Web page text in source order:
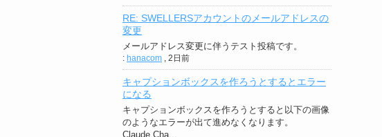
RE: SWELLERSアカウントのメールアドレスの
変更
メールアドレス変更に伴うテスト投稿です。
: hanacom 2日前
キャプションボックスを作ろうとするとエラー
になる
キャプションボックスを作ろうとすると以下の画像
のようなエラーが出て進めなくなります。
Claude,Cha...